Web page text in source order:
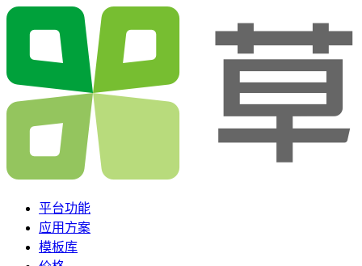
平台功能
应用方案
模板库